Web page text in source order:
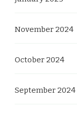
November 2024
October 2024
September 2024